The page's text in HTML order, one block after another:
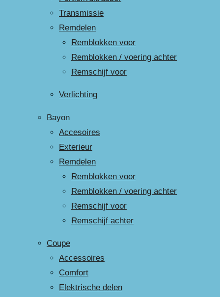
Transmissie
Remdelen
Remblokken voor
Remblokken / voering achter
Remschijf voor
Verlichting
Bayon
Accesoires
Exterieur
Remdelen
Remblokken voor
Remblokken / voering achter
Remschijf voor
Remschijf achter
Coupe
Accessoires
Comfort
Elektrische delen